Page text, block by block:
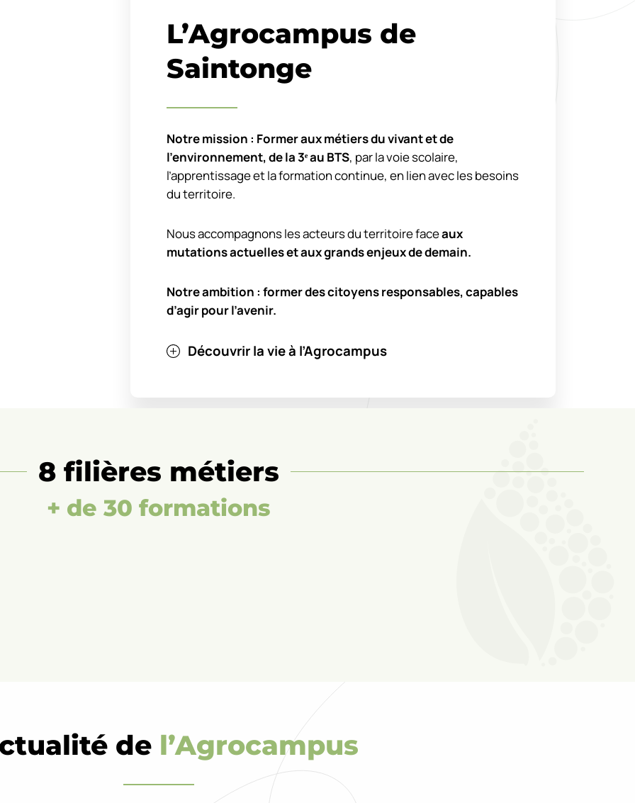
L’Agrocampus de
Saintonge
Notre mission : Former aux métiers du vivant et de
l’environnement, de la 3ᵉau BTS, par la voie scolaire,
l’apprentissage et la formation continue, en lien avec les besoins
du territoire.
Nous accompagnons les acteurs du territoire faceaux
mutations actuelles et aux grands enjeux de demain.
Notre ambition : former des citoyens responsables, capables
d’agir pour l’avenir.
Découvrir la vie à l’Agrocampus
8 filières métiers
+ de 30 formations
Générale
Agriculture
de l’Agrocampus